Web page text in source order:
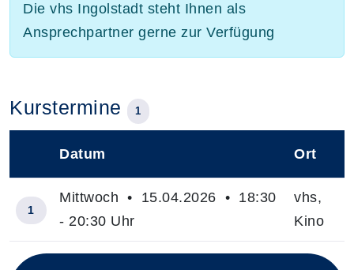
Die vhs Ingolstadt steht Ihnen als
Ansprechpartner gerne zur Verfügung
Kurstermine 1
Insgesamt gibt es 1 Termine zum diesen Kurs
Datum Ort
1
Mittwoch • 15.04.2026 • 18:30
- 20:30 Uhr
vhs,
Kino